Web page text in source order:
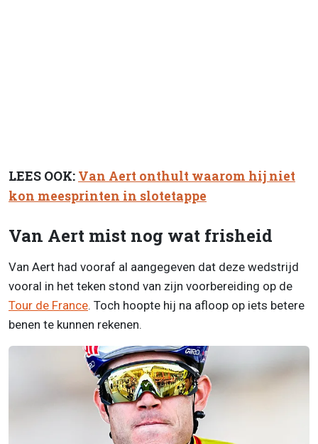
LEES OOK: Van Aert onthult waarom hij niet
kon meesprinten in slotetappe
Van Aert mist nog wat frisheid
Van Aert had vooraf al aangegeven dat deze wedstrijd
vooral in het teken stond van zijn voorbereiding op de
Tour de France. Toch hoopte hij na afloop op iets betere
benen te kunnen rekenen.